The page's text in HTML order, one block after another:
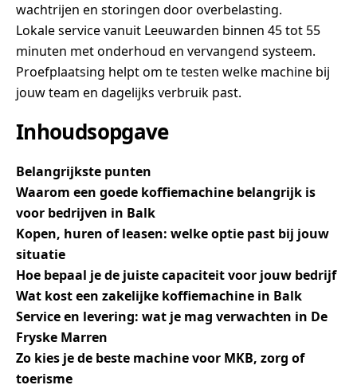
wachtrijen en storingen door overbelasting.
Lokale service vanuit Leeuwarden binnen 45 tot 55
minuten met onderhoud en vervangend systeem.
Proefplaatsing helpt om te testen welke machine bij
jouw team en dagelijks verbruik past.
Inhoudsopgave
Belangrijkste punten
Waarom een goede koffiemachine belangrijk is
voor bedrijven in Balk
Kopen, huren of leasen: welke optie past bij jouw
situatie
Hoe bepaal je de juiste capaciteit voor jouw bedrijf
Wat kost een zakelijke koffiemachine in Balk
Service en levering: wat je mag verwachten in De
Fryske Marren
Zo kies je de beste machine voor MKB, zorg of
toerisme